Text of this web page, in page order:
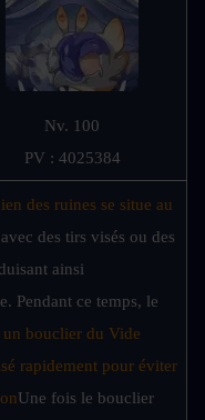
Nv. 100
PV : 4025384
des ruines se situe au
des tirs visés ou des
ainsi
Pendant ce temps, le
un bouclier du Vide
rapidement pour éviter
Une fois le bouclier